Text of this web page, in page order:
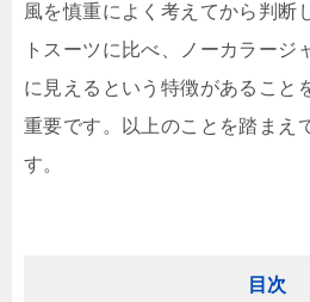
風を慎重によく考えてから判断
トスーツに比べ、ノーカラージ
に見えるという特徴があること
重要です。以上のことを踏まえ
す。
目次